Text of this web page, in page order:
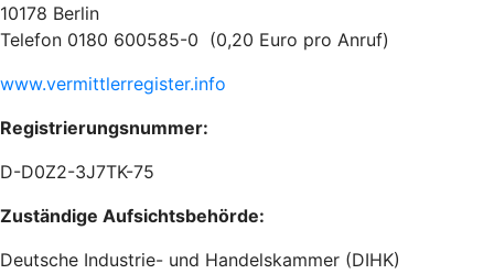
10178 Berlin
Telefon 0180 600585-0 (0,20 Euro pro Anruf)
www.vermittlerregister.info
Registrierungsnummer:
D-D0Z2-3J7TK-75
Zuständige Aufsichtsbehörde:
Deutsche Industrie- und Handelskammer (DIHK)